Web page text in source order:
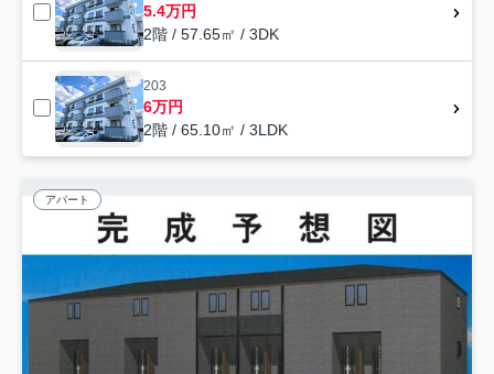
5.4万円
2階 / 57.65㎡ / 3DK
203
6万円
2階 / 65.10㎡ / 3LDK
アパート